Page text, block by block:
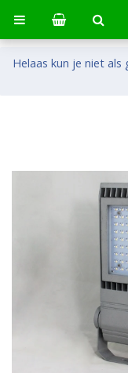
Helaas kun je niet